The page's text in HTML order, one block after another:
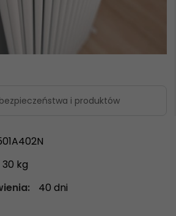
i produktów
30 kg
40 dni